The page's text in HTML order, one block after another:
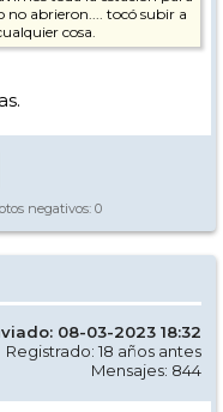
no abrieron.... tocó subir a
cosa.
negativos: 0
08-03-2023 18:32
Registrado: 18 años antes
Mensajes: 844